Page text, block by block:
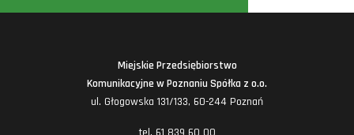
Miejskie Przedsiębiorstwo
Komunikacyjne w Poznaniu Spółka z o.o.
ul. Głogowska 131/133, 60-244 Poznań